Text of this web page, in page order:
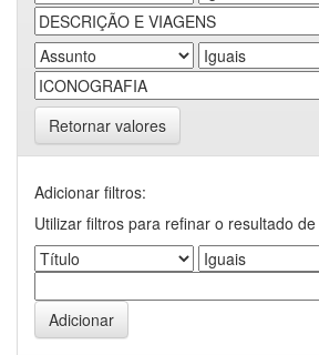
Retornar valores
Adicionar filtros:
Utilizar filtros para refinar o resultado